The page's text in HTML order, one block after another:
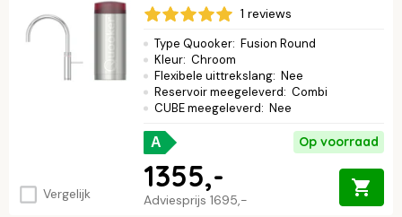
Vergelijk
1 reviews
Type Quooker: Fusion Round
Kleur: Chroom
Flexibele uittrekslang: Nee
Reservoir meegeleverd: Combi
CUBE meegeleverd: Nee
A Op voorraad
Adviesprijs 1695,-
1355,-